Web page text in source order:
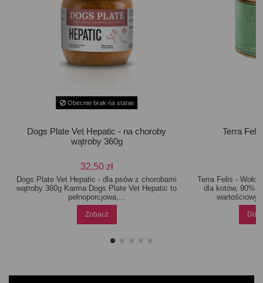
Obecnie brak na stanie
Dogs Plate Vet Hepatic - na choroby
wątroby 360g
32,50 zł
Dogs Plate Vet Hepatic - dla psów z chorobami
wątroby 360g Karma Dogs Plate Vet Hepatic to
pełnoporcjowa,...
Zobacz
Terra
Terra Felis -
dla kotów, 90%